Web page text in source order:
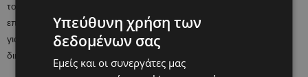
τους γονείς που ζουν ώρες αγωνίας και δύναμης, και τους
επαγγελματίες υγείας που αφιερώνουν καθημερινά τον εαυτό τους
για να δώσουν στα πιο μικρά μωρά την ευκαιρία να γράψουν τις
δικές τους μεγάλες ιστορίες.
Υπεύθυνη χρήση των
δεδομένων σας
Εμείς και οι συνεργάτες μας